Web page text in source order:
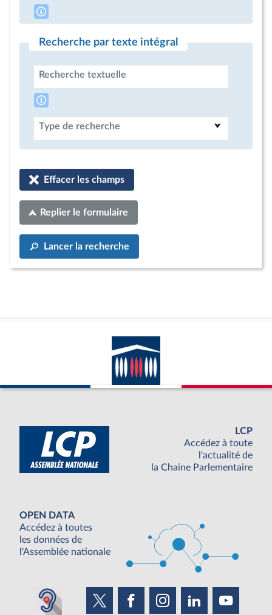
Recherche par texte intégral
Recherche textuelle
Type de recherche
Effacer les champs
Replier le formulaire
Lancer la recherche
LCP
Accédez à toute
l'actualité de
la Chaine Parlementaire
OPEN DATA
Accédez à toutes
les données de
l'Assemblée nationale